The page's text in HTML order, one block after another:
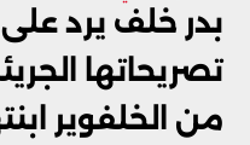
بدر خلف يرد
تصريحاتها
من الخلفوير